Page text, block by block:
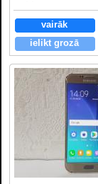
vairāk
ielikt grozā